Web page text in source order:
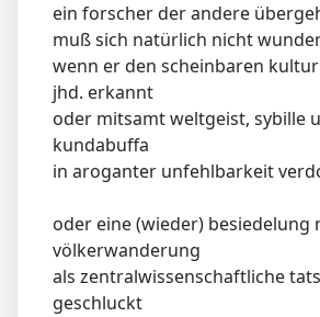
ein forscher der andere
muß sich natürlich nicht
wenn er den scheinbaren
jhd. erkannt
oder mitsamt weltgeist, sybille
kundabuffa
in aroganter unfehlbarkeit
oder eine (wieder) besiedelung
völkerwanderung
als zentralwissenschaftliche
geschluckt